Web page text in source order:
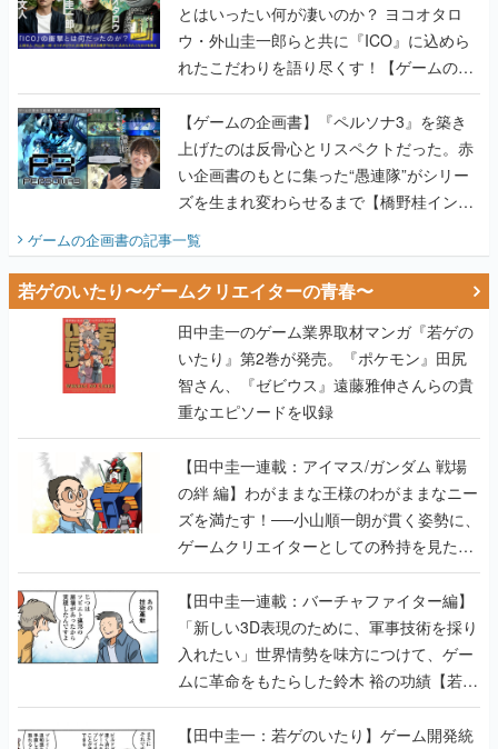
とはいったい何が凄いのか？ ヨコオタロ
ウ・外山圭一郎らと共に『ICO』に込めら
れたこだわりを語り尽くす！【ゲームの企
画書】
【ゲームの企画書】『ペルソナ3』を築き
上げたのは反骨心とリスペクトだった。赤
い企画書のもとに集った“愚連隊”がシリー
ズを生まれ変わらせるまで【橋野桂インタ
ビュー】
ゲームの企画書の記事一覧
若ゲのいたり〜ゲームクリエイターの青春〜
田中圭一のゲーム業界取材マンガ『若ゲの
いたり』第2巻が発売。『ポケモン』田尻
智さん、『ゼビウス』遠藤雅伸さんらの貴
重なエピソードを収録
【田中圭一連載：アイマス/ガンダム 戦場
の絆 編】わがままな王様のわがままなニー
ズを満たす！──小山順一朗が貫く姿勢に、
ゲームクリエイターとしての矜持を見た
【若ゲのいたり最終回】
【田中圭一連載：バーチャファイター編】
「新しい3D表現のために、軍事技術を採り
入れたい」世界情勢を味方につけて、ゲー
ムに革命をもたらした鈴木 裕の功績【若ゲ
のいたり】
【田中圭一：若ゲのいたり】ゲーム開発統